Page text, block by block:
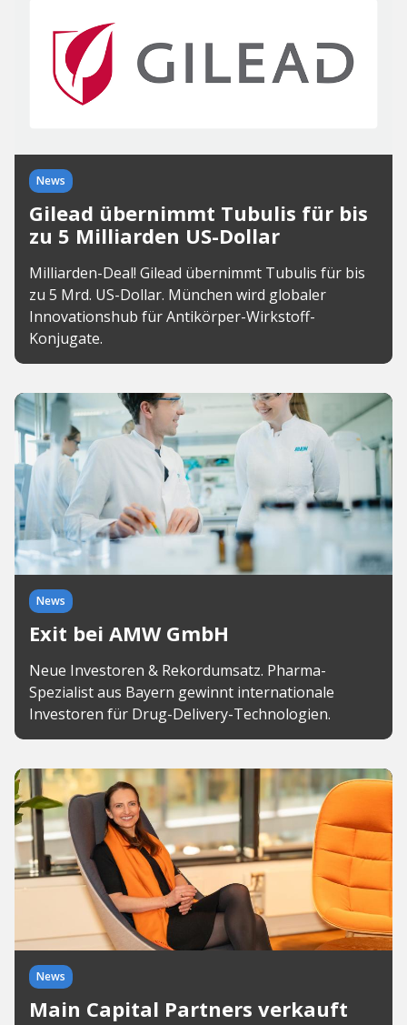
News
Gilead übernimmt Tubulis für bis
zu 5 Milliarden US-Dollar
Milliarden-Deal! Gilead übernimmt Tubulis für bis
zu 5 Mrd. US-Dollar. München wird globaler
Innovationshub für Antikörper-Wirkstoff-
Konjugate.
News
Exit bei AMW GmbH
Neue Investoren & Rekordumsatz. Pharma-
Spezialist aus Bayern gewinnt internationale
Investoren für Drug-Delivery-Technologien.
News
Main Capital Partners verkauft